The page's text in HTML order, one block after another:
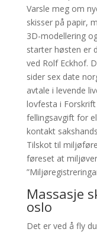
Varsle meg om
skisser på papir,
3D-modellering
starter høsten er
ved Rolf Eckhof.
sider sex date
avtale i levende
lovfesta i
fellingsavgift for
kontakt
Tilskot til
føreset at
Massasje
oslo
Det er ved å fly